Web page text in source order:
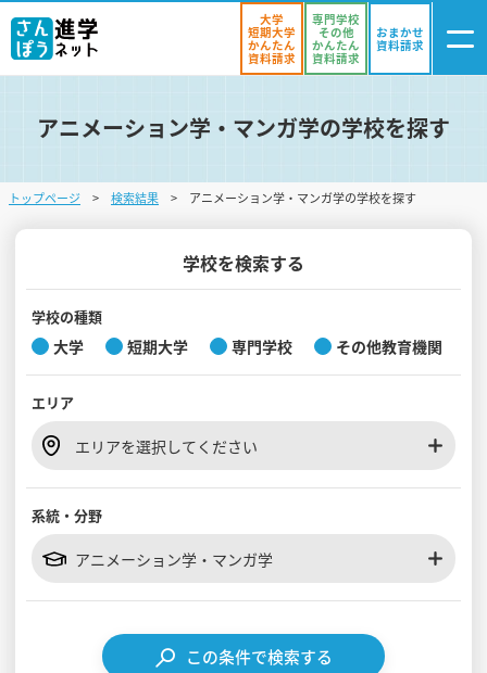
ログイン
・登録
気になる 資料リスト
学校を探す
オープンキャンパスを探す
入試・受験入門
見学会WEB手引書
大学
短期大学
かんたん
資料請求
専門学校
その他
かんたん
資料請求
おまかせ
資料請求
アニメーション学・マンガ学の学校を探す
トップページ 検索結果 アニメーション学・マンガ学の学校を探す
学校を検索する
学校の種類
大学 短期大学 専門学校 その他教育機関
エリア
エリアを選択してください
系統・分野
アニメーション学・マンガ学
この条件で検索する